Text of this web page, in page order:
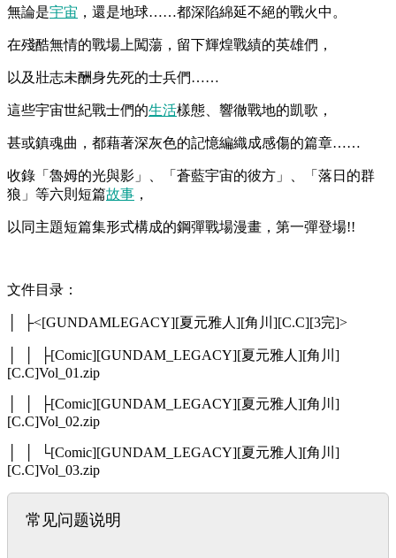
無論是宇宙 ，還是地球……都深陷綿延不絕的戰火中。
在殘酷無情的戰場上闖蕩，留下輝煌戰績的英雄們，
以及壯志未酬身先死的士兵們……
這些宇宙世紀戰士們的生活樣態、響徹戰地的凱歌，
甚或鎮魂曲，都藉著深灰色的記憶編織成感傷的篇章……
收錄「魯姆的光與影」、「蒼藍宇宙的彼方」、「落日的群
狼」等六則短篇故事 ，
以同主題短篇集形式構成的鋼彈戰場漫畫，第一彈登場!!
文件目录：
│ ├<[GUNDAMLEGACY][夏元雅人][角川][C.C][3完]>
│ │ ├[Comic][GUNDAM_LEGACY][夏元雅人][角川]
[C.C]Vol_01.zip
│ │ ├[Comic][GUNDAM_LEGACY][夏元雅人][角川]
[C.C]Vol_02.zip
│ │ └[Comic][GUNDAM_LEGACY][夏元雅人][角川]
[C.C]Vol_03.zip
常见问题说明